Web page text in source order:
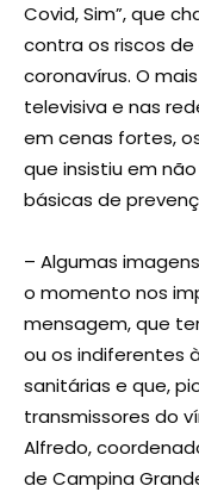
Covid, Sim”, que
contra os riscos
coronavírus. O
televisiva e nas
em cenas fortes,
que insistiu em
básicas de
– Algumas
o momento nos
mensagem, que
ou os indiferentes
sanitárias e que,
transmissores do
Alfredo,
de Campina